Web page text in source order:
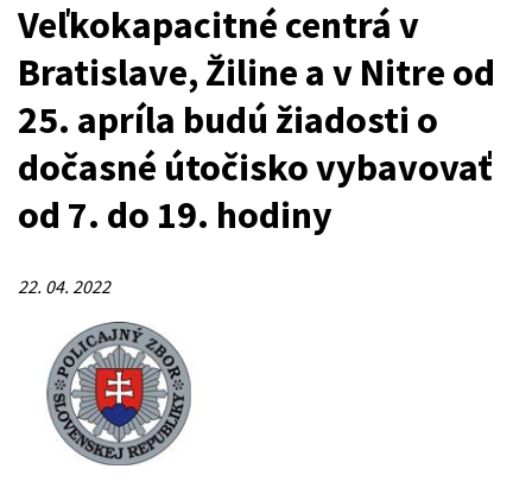
Veľkokapacitné centrá v
Bratislave, Žiline a v Nitre od
25. apríla budú žiadosti o
dočasné útočisko vybavovať
od 7. do 19. hodiny
22. 04. 2022